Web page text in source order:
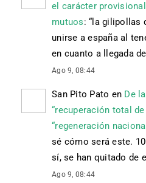
el carácter
mutuos: “ la gilipollas
unirse a españa al
en cuanto a llegada
Ago 9, 08:44
San Pito Pato en De
“recuperación total
“regeneración
sé cómo será este.
sí, se han quitado de
Ago 9, 08:44